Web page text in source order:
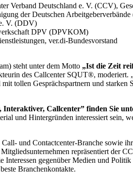
Verband Deutschland e. V. (CCV),
der Deutschen
V. (DDV)
DPV (DPVKOM)
ver.di-Bundesvorstand
steht unter dem Motto „Ist die Zeit
des Callcenter SQUT®, moderiert.
tollen Gesprächspartnern und
Callcenter” finden Sie
und Hintergründen interessiert sein,
und Contactcenter-Branche sowie
repräsentiert der
gegenüber Medien und
Branchenkontakte.